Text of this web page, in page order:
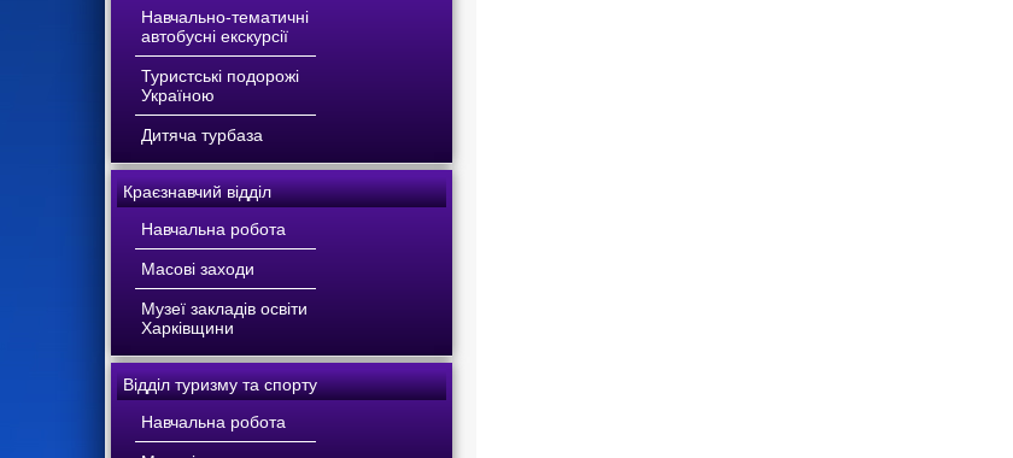
Навчально-тематичні
автобусні екскурсії
Туристські подорожі
Україною
Дитяча турбаза
Краєзнавчий відділ
Навчальна робота
Масові заходи
Музеї закладів освіти
Харківщини
Відділ туризму та спорту
Навчальна робота